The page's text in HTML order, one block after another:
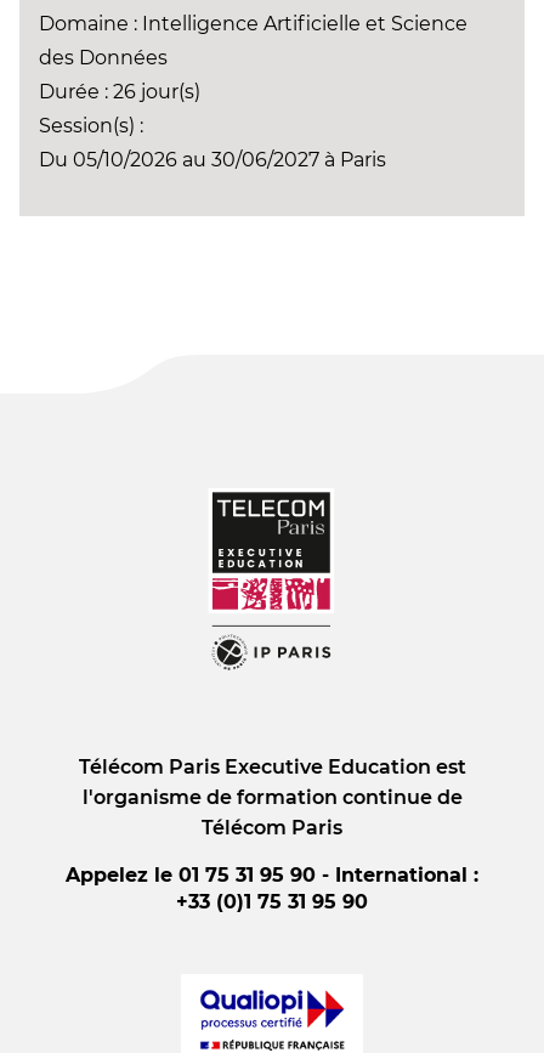
EN SAVOIR PLUS
Domaine : Intelligence Artificielle et Science
des Données
Durée : 26 jour(s)
Session(s) :
Du 05/10/2026 au 30/06/2027 à Paris
Télécom Paris Executive Education est
l'organisme de formation continue de
Télécom Paris
Appelez le 01 75 31 95 90 - International :
+33 (0)1 75 31 95 90